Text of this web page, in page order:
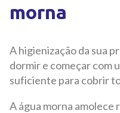
morna
A higienização da sua
dormir e começar com
suficiente para cobrir
A água morna amolece